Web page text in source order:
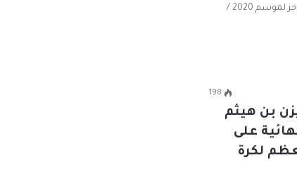
وزارة الثقافة والرياضة والشباب لقفز الحواجز لموسم 2020 /
198
بن هيثم
على
لكرة